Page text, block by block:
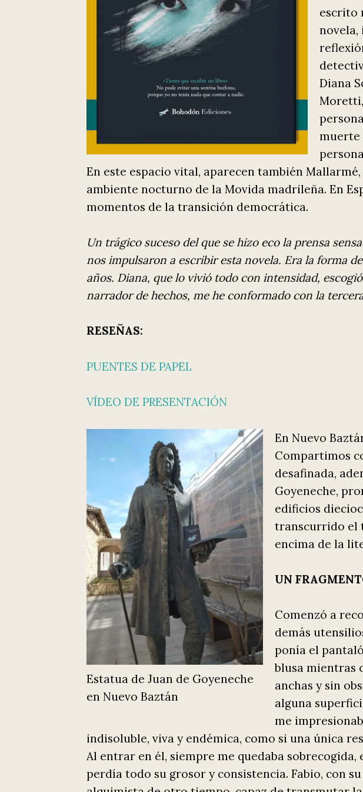
escrito
novela,
Diana
muerte
En este espacio vital, aparecen también
ambiente nocturno de la Movida madrileña. En
momentos de la transición democrática.
Un trágico suceso del que se hizo eco la prensa
nos impulsaron a escribir esta novela. Era la forma
años. Diana, que lo vivió todo con intensidad,
narrador de hechos, me he conformado con la
RESEÑAS:
PUENTES DE PAPEL
VÍDEO DE PRESENTACIÓN
Estatua de Juan de Goyeneche
en Nuevo Baztán
En Nuevo
Compartimos
desafinada,
Goyeneche,
edificios
transcurrido el
encima de la
UN
Comenzó a
demás
ponía el
blusa mientras
anchas y sin
alguna
me
indisoluble, viva y endémica, como si una única
Al entrar en él, siempre me quedaba
perdía todo su grosor y consistencia. Fabio, con